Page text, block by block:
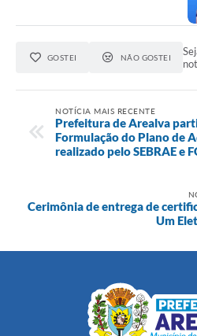
GOSTEI NÃO GOSTEI
NOTÍCIA MAIS RECENTE
Prefeitura de Arealva
Formulação do Plano de
realizado pelo SEBRAE e
Cerimônia de entrega de
Um